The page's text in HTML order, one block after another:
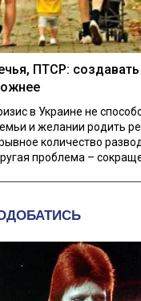
ПТСР:
в Украине не
и желании родить
количество
проблема –